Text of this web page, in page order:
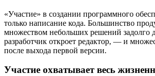
«Участие» в создании программного
только написание кода. Большинство
множеством небольших решений задолго
разработчик откроет редактор, — и
после выхода первой версии.
Участие охватывает весь